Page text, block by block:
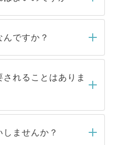
ら、弊社担当者がご
の後メールもしくは
以内にはご連絡をせて
ばらくお待ちくださ
ですか？
取り扱っている求人の
イトからご覧いただ
です。非公開求人は
一般には公開してい
め 人気のある医療機
れることはありま
ことは一切ありませ
から内定をいただい
ませんか？